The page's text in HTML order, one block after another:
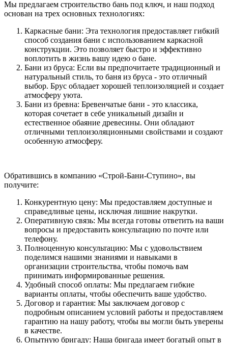
Мы предлагаем строительство бань под ключ, и наш подход
основан на трех основных технологиях:
Каркасные бани: Эта технология предоставляет гибкий
способ создания бани с использованием каркасной
конструкции. Это позволяет быстро и эффективно
воплотить в жизнь вашу идею о бане.
Бани из бруса: Если вы предпочитаете традиционный и
натуральный стиль, то баня из бруса - это отличный
выбор. Брус обладает хорошей теплоизоляцией и создает
атмосферу уюта.
Бани из бревна: Бревенчатые бани - это классика,
которая сочетает в себе уникальный дизайн и
естественное обаяние древесины. Они обладают
отличными теплоизоляционными свойствами и создают
особенную атмосферу.
Обратившись в компанию «Строй-Бани-Ступино», вы
получите:
Конкурентную цену: Мы предоставляем доступные и
справедливые цены, исключая лишние накрутки.
Оперативную связь: Мы всегда готовы ответить на ваши
вопросы и предоставить консультацию по почте или
телефону.
Полноценную консультацию: Мы с удовольствием
поделимся нашими знаниями и навыками в
организации строительства, чтобы помочь вам
принимать информированные решения.
Удобный способ оплаты: Мы предлагаем гибкие
варианты оплаты, чтобы обеспечить ваше удобство.
Договор и гарантия: Мы заключаем договор с
подробным описанием условий работы и предоставляем
гарантию на нашу работу, чтобы вы могли быть уверены
в качестве.
Опытную бригаду: Наша бригада имеет богатый опыт в